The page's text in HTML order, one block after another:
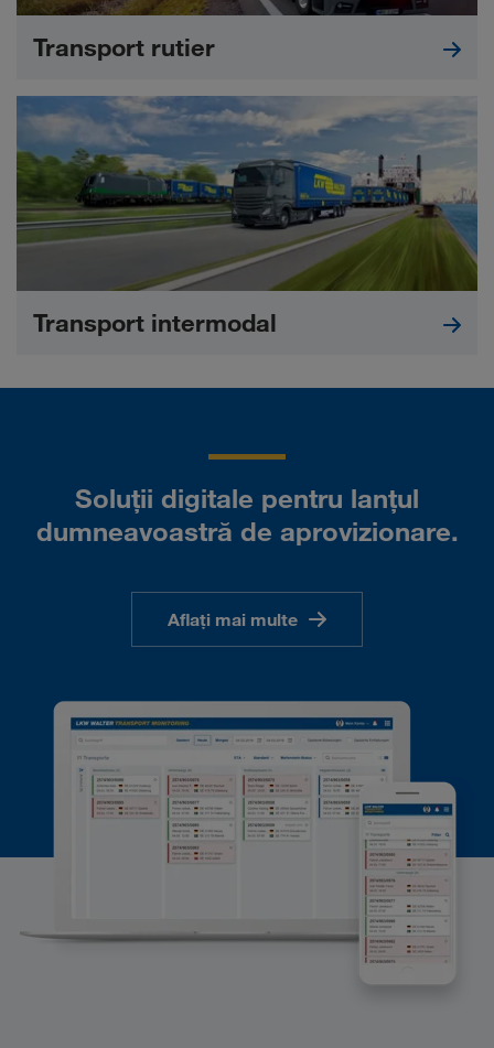
Transport rutier
Transport intermodal
Soluții digitale pentru lanțul
dumneavoastră de aprovizionare.
Aflați mai multe